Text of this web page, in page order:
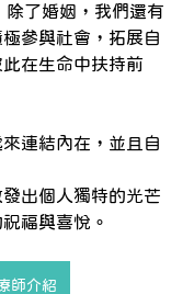
了婚姻，我們還有
參與社會，拓展自
在生命中扶持前
連結內在，並且自
出個人獨特的光芒
福與喜悅。
師介紹